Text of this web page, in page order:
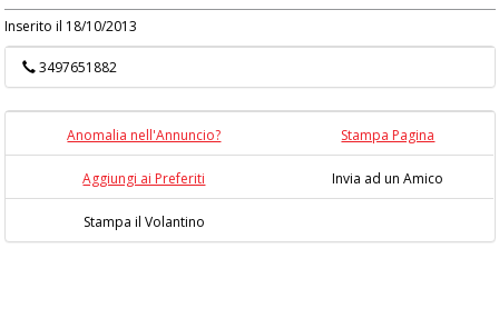
Inserito il 18/10/2013
3497651882
Anomalia nell'Annuncio? Stampa Pagina
Aggiungi ai Preferiti Invia ad un Amico
Stampa il Volantino